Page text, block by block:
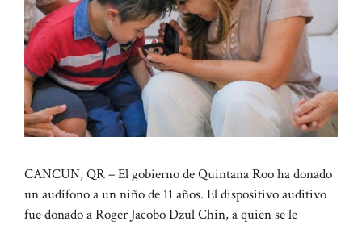
CANCUN, QR – El gobierno de Quintana Roo ha donado
un audífono a un niño de 11 años. El dispositivo auditivo
fue donado a Roger Jacobo Dzul Chin, a quien se le